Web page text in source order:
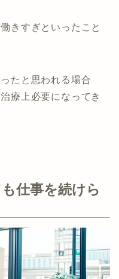
きすぎといったこと
たと思われる場合
療上必要になってき
仕事を続けら